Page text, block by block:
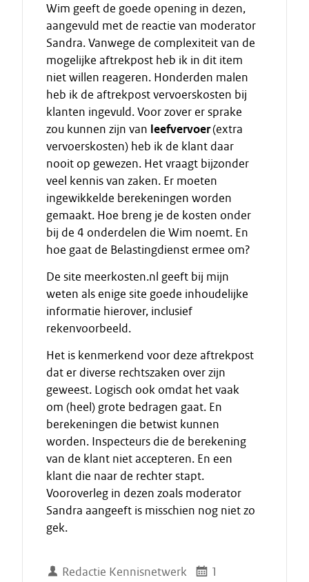
Wim geeft de goede opening in dezen,
aangevuld met de reactie van moderator
Sandra. Vanwege de complexiteit van de
mogelijke aftrekpost heb ik in dit item
niet willen reageren. Honderden malen
heb ik de aftrekpost vervoerskosten bij
klanten ingevuld. Voor zover er sprake
zou kunnen zijn van leefvervoer(extra
vervoerskosten) heb ik de klant daar
nooit op gewezen. Het vraagt bijzonder
veel kennis van zaken. Er moeten
ingewikkelde berekeningen worden
gemaakt. Hoe breng je de kosten onder
bij de 4 onderdelen die Wim noemt. En
hoe gaat de Belastingdienst ermee om?
De site meerkosten.nl geeft bij mijn
weten als enige site goede inhoudelijke
informatie hierover, inclusief
rekenvoorbeeld.
Het is kenmerkend voor deze aftrekpost
dat er diverse rechtszaken over zijn
geweest. Logisch ook omdat het vaak
om (heel) grote bedragen gaat. En
berekeningen die betwist kunnen
worden. Inspecteurs die de berekening
van de klant niet accepteren. En een
klant die naar de rechter stapt.
Vooroverleg in dezen zoals moderator
Sandra aangeeft is misschien nog niet zo
gek.
Redactie Kennisnetwerk
1